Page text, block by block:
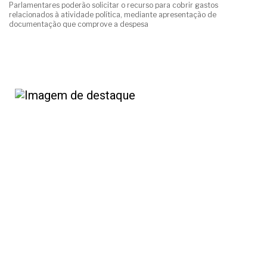
Parlamentares poderão solicitar o recurso para cobrir gastos
relacionados à atividade política, mediante apresentação de
documentação que comprove a despesa